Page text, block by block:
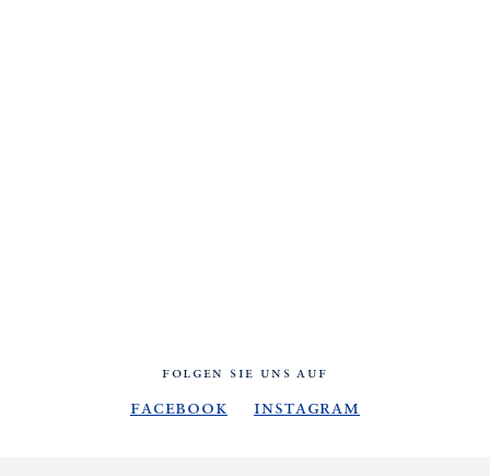
FOLGEN SIE UNS AUF
Facebook Instagram